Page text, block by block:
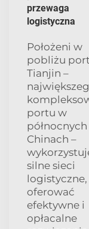
przewaga
logistyczna
Położeni w
pobliżu
Tianjin –
portu w
północnych
Chinach –
silne sieci
oferować
efektywne i
opłacalne